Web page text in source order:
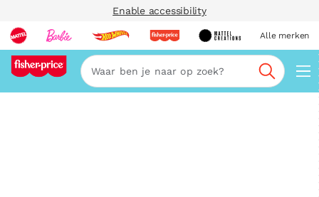
Enable accessibility
Alle merken
Zoeken